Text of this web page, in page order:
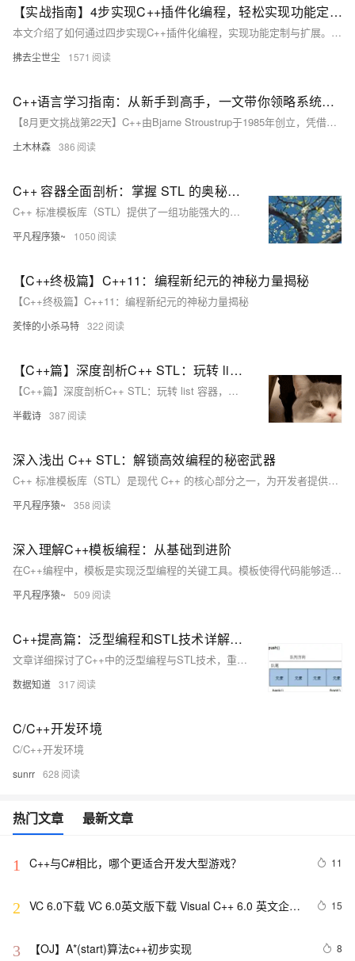
【实战指南】4步实现C++插件化编程，轻松实现功能定制与扩展
本文介绍了如何通过四步实现C++插件化编程，实现功能定制与扩展。主要内容包括引言、概述、需求分析、设计方案、详细设计、验证和总结。通过动态加载功能模块，实现软件的高度灵活性和可扩展性，支持快速定制和市场变化响应。具体步骤涉及配置文件构建、模块编译、动态库入口实现和主程序加载。验证部分展示了模块加载成功的日志和配置信息。总结中强调了插件化编程的优势及其在多个方面的应用。
拂去尘世尘 1571
C++语言学习指南：从新手到高手，一文带你领略系统编程的巅峰技艺！
【8月更文挑战第22天】C++由Bjarne Stroustrup于1985年创立，凭借卓越性能与灵活性，在系统编程、游戏开发等领域占据重要地位。它继承了C语言的高效性，并引入面向对象编程，使代码更模块化易管理。C++支持基本语法如变量声明与控制结构；通过`iostream`库实现输入输出；利用类与对象实现面向对象编程；提供模板增强代码复用性；具备异常处理机制确保程序健壮性；C++11引入现代化特性简化编程；标准模板库(STL)支持高效编程；多线程支持利用多核优势。虽然学习曲线陡峭，但掌握后可开启高性能编程大门。随着新标准如C++20的发展，C++持续演进，提供更多开发可能性。
土木林森 386
C++ 容器全面剖析：掌握 STL 的奥秘，从入门到高效编程
C++ 标准模板库（STL）提供了一组功能强大的容器类，用于存储和操作数据集合。不同的容器具有独特的特性和应用场景，因此选择合适的容器对于程序的性能和代码的可读性至关重要。对于刚接触 C++ 的开发者来说，了解这些容器的基础知识以及它们的特点是迈向高效编程的重要一步。本文将详细介绍 C++ 常用的容器，包括序列容器（`std::vector`、`std::array`、`std::list`、`std::deque`）、关联容器（`std::set`、`std::map`）和无序容器（`std::unordered_set`、`std::unordered_map`），全面解析它们的特点、用法
平凡程序猿~ 1050
【C++终极篇】C++11：编程新纪元的神秘力量揭秘
【C++终极篇】C++11：编程新纪元的神秘力量揭秘
羑悻的小杀马特 322
【C++篇】深度剖析C++ STL：玩转 list 容器，解锁高效编程的秘密武器2
【C++篇】深度剖析C++ STL：玩转 list 容器，解锁高效编程的秘密武器
半截诗 387
深入浅出 C++ STL：解锁高效编程的秘密武器
C++ 标准模板库（STL）是现代 C++ 的核心部分之一，为开发者提供了丰富的预定义数据结构和算法，极大地提升了编程效率和代码的可读性。理解和掌握 STL 对于 C++ 开发者来说至关重要。以下是对 STL 的详细介绍，涵盖其基础知识、发展历史、核心组件、重要性和学习方法。
平凡程序猿~ 358
深入理解C++模板编程：从基础到进阶
在C++编程中，模板是实现泛型编程的关键工具。模板使得代码能够适用于不同的数据类型，极大地提升了代码复用性、灵活性和可维护性。本文将深入探讨模板编程的基础知识，包括函数模板和类模板的定义、使用、以及它们的实例化和匹配规则。
平凡程序猿~ 509
C++提高篇：泛型编程和STL技术详解，探讨C++更深层的使用
文章详细探讨了C++中的泛型编程与STL技术，重点讲解了如何使用模板来创建通用的函数和类，以及模板在提高代码复用性和灵活性方面的作用。
数据知道 317
C/C++开发环境
C/C++开发环境
sunrr 628
热门文章 最新文章
1 C++与C#相比，哪个更适合开发大型游戏？ 11
2 VC 6.0下载 VC 6.0英文版下载 Visual C++ 6.0 英文企业
15
3 【OJ】A*(start)算法c++初步实现 8